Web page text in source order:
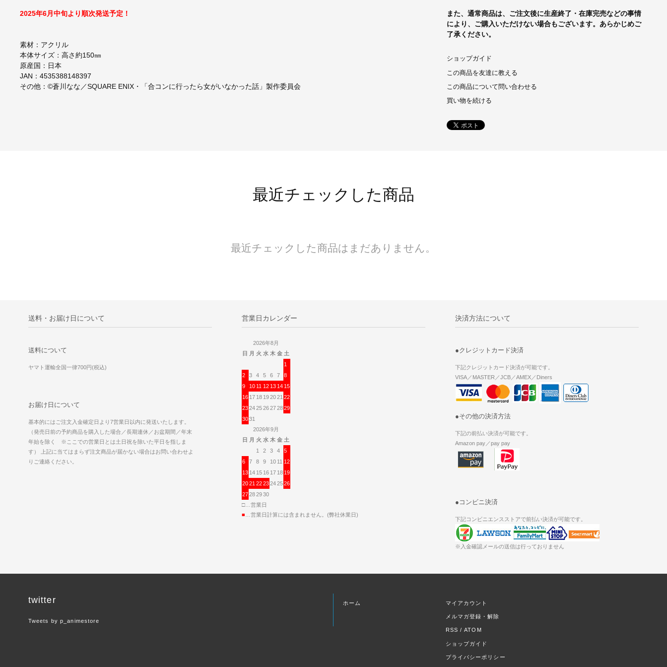
2025年6月中旬より順次発送予定！
素材：アクリル
本体サイズ：高さ約150㎜
原産国：日本
JAN：4535388148397
その他：©蒼川なな／SQUARE ENIX・「合コンに行ったら女がいなかった話」製作委員会
また、通常商品は、ご注文後に生産終了・在庫完売などの事情
により、ご購入いただけない場合もございます。あらかじめご
了承ください。
ショップガイド
この商品を友達に教える
この商品について問い合わせる
買い物を続ける
最近チェックした商品
最近チェックした商品はまだありません。
送料・お届け日について
送料について
ヤマト運輸全国一律700円(税込)
お届け日について
基本的にはご注文入金確定日より7営業日以内に発送いたします。
（発売日前の予約商品を購入した場合／長期連休／お盆期間／年末
年始を除く ※ここでの営業日とは土日祝を除いた平日を指しま
す） 上記に当てはまらず注文商品が届かない場合はお問い合わせよ
りご連絡ください。
営業日カレンダー
2026年8月
日 月 火 水 木 金 土
1
2
3 4 5 6 7
8
9
10 11 12 13 14 15
16 17 18 192021 22
23242526272829
3031
2026年9月
日 月 火 水 木 金 土
1
2 3 4
5
6
7 8 9 10 11 12
13 14 15 16 17 18 19
2021 2223242526
27282930
□…営業日
■ …営業日計算には含まれません。(弊社休業日)
決済方法について
●クレジットカード決済
下記クレジットカード決済が可能です。
VISA／MASTER／JCB／AMEX／Diners
●その他の決済方法
下記の前払い決済が可能です。
Amazon pay／pay pay
●コンビニ決済
下記コンビニエンスストアで前払い決済が可能です。
※入金確認メールの送信は行っておりません
twitter
Tweets by p_animestore
ホーム マイアカウント
メルマガ登録・解除
RSS /ATOM
ショップガイド
プライバシーポリシー